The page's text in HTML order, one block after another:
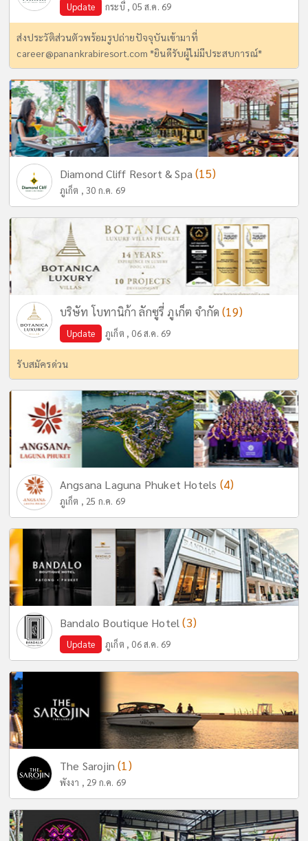
Update กระบี่ , 05 ส.ค. 69
ส่งประวัติส่วนตัวพร้อมรูปถ่ายปัจจุบันเข้ามาที่
career@panankrabiresort.com *ยินดีรับผู้ไม่มีประสบการณ์*
Diamond Cliff Resort & Spa(15)
ภูเก็ต , 30 ก.ค. 69
บริษัท โบทานิก้า ลักซูรี่ ภูเก็ต จำกัด(19)
Update ภูเก็ต , 06 ส.ค. 69
รับสมัครด่วน
Angsana Laguna Phuket Hotels (4)
ภูเก็ต , 25 ก.ค. 69
Bandalo Boutique Hotel(3)
Update ภูเก็ต , 06 ส.ค. 69
The Sarojin(1)
พังงา , 29 ก.ค. 69